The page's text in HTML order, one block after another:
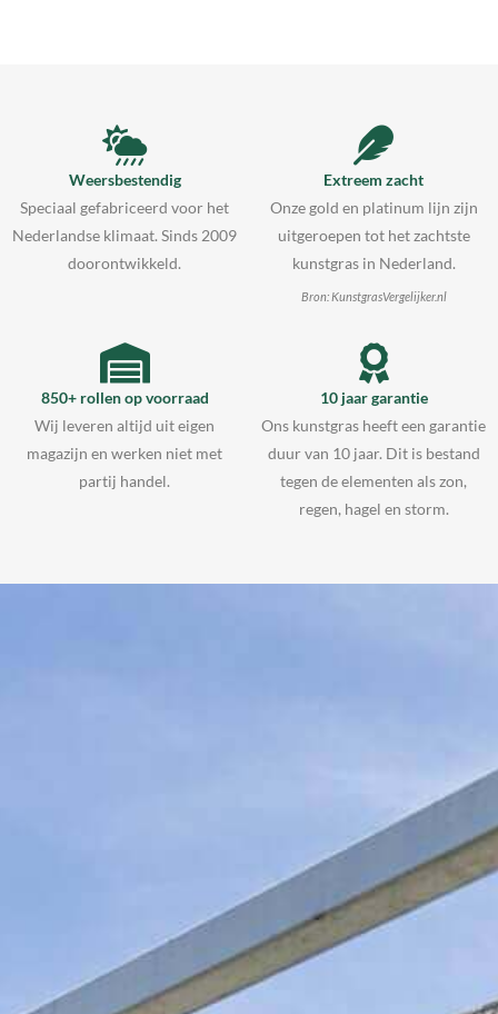
Weersbestendig
Speciaal gefabriceerd voor het
Nederlandse klimaat. Sinds 2009
doorontwikkeld.
Extreem zacht
Onze gold en platinum lijn zijn
uitgeroepen tot het zachtste
kunstgras in Nederland.
Bron: KunstgrasVergelijker.nl
850+ rollen op voorraad
Wij leveren altijd uit eigen
magazijn en werken niet met
partij handel.
10 jaar garantie
Ons kunstgras heeft een garantie
duur van 10 jaar. Dit is bestand
tegen de elementen als zon,
regen, hagel en storm.